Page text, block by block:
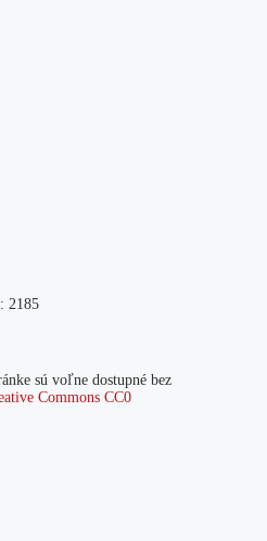
2185
sú voľne dostupné bez
Commons CC0